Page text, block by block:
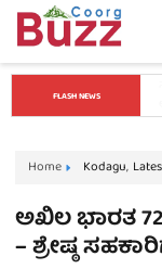
FLASH NEWS
Home Kodagu,
ಅಖಿಲ ಭಾರತ
– ಶ್ರೇಷ್ಠ